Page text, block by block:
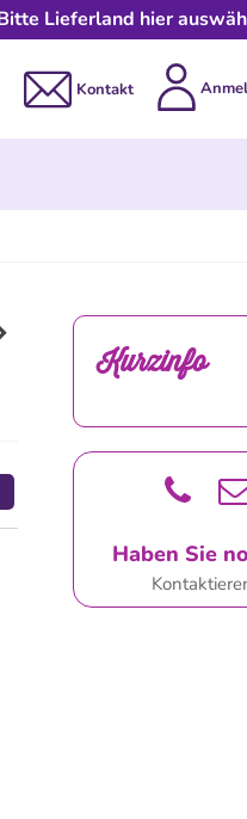
Lieferland hier
Kontakt
Kurzinfo
Haben Sie